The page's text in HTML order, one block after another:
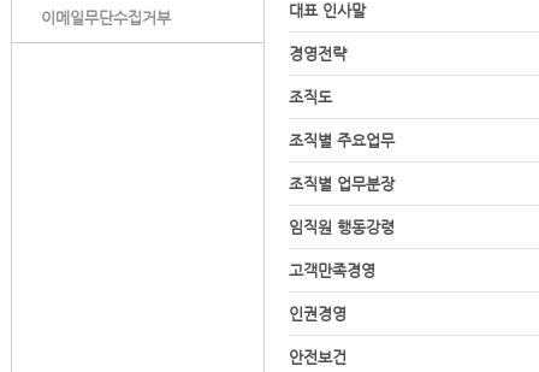
이메일무단수집거부 대표 인사말
경영전략
조직도
조직별 주요업무
조직별 업무분장
임직원 행동강령
고객만족경영
인권경영
안전보건